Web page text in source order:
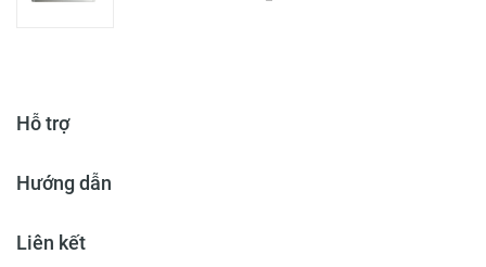
Hỗ trợ
Hướng dẫn
Liên kết